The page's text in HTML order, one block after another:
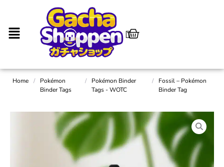
Home /
Pokémon
Binder Tags
/
Pokémon Binder
Tags - WOTC
/
Fossil – Pokémon
Binder Tag